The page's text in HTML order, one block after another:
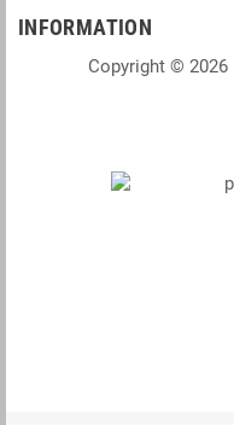
INFORMATION
Copyright ©